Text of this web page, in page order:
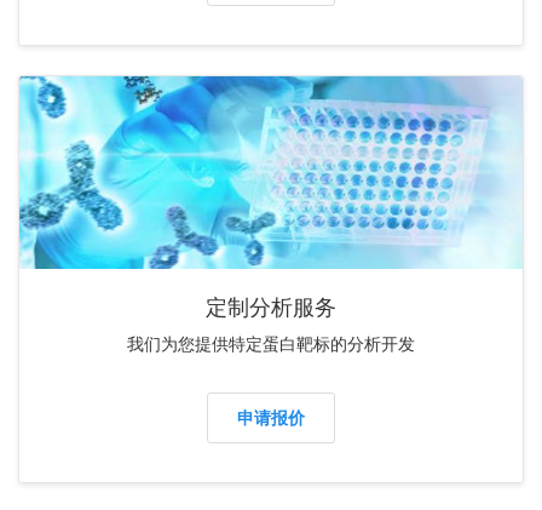
定制分析服务
我们为您提供特定蛋白靶标的分析开发
申请报价